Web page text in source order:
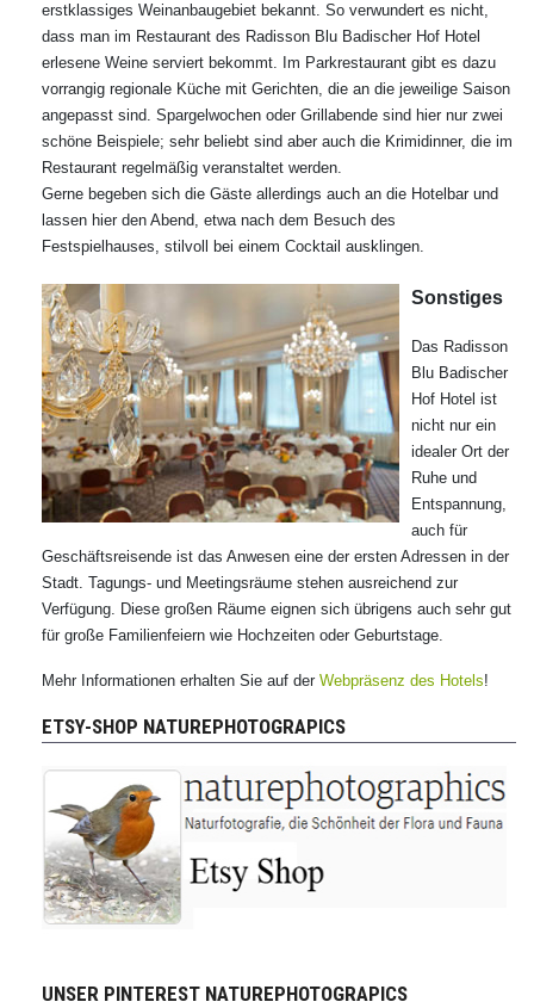
erstklassiges Weinanbaugebiet bekannt. So verwundert es nicht,
dass man im Restaurant des Radisson Blu Badischer Hof Hotel
erlesene Weine serviert bekommt. Im Parkrestaurant gibt es dazu
vorrangig regionale Küche mit Gerichten, die an die jeweilige Saison
angepasst sind. Spargelwochen oder Grillabende sind hier nur zwei
schöne Beispiele; sehr beliebt sind aber auch die Krimidinner, die im
Restaurant regelmäßig veranstaltet werden.
Gerne begeben sich die Gäste allerdings auch an die Hotelbar und
lassen hier den Abend, etwa nach dem Besuch des
Festspielhauses, stilvoll bei einem Cocktail ausklingen.
Sonstiges
Das Radisson
Blu Badischer
Hof Hotel ist
nicht nur ein
idealer Ort der
Ruhe und
Entspannung,
auch für
Geschäftsreisende ist das Anwesen eine der ersten Adressen in der
Stadt. Tagungs- und Meetingsräume stehen ausreichend zur
Verfügung. Diese großen Räume eignen sich übrigens auch sehr gut
für große Familienfeiern wie Hochzeiten oder Geburtstage.
Mehr Informationen erhalten Sie auf der Webpräsenz des Hotels!
ETSY-SHOP NATUREPHOTOGRAPICS
UNSER PINTEREST NATUREPHOTOGRAPICS